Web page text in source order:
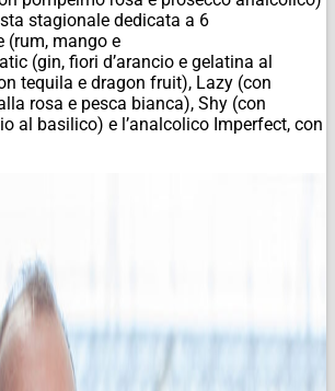
stagionale dedicata a 6
(rum, mango e
(gin, fiori d’arancio e gelatina al
tequila e dragon fruit), Lazy (con
rosa e pesca bianca), Shy (con
al basilico) e l’analcolico Imperfect, con